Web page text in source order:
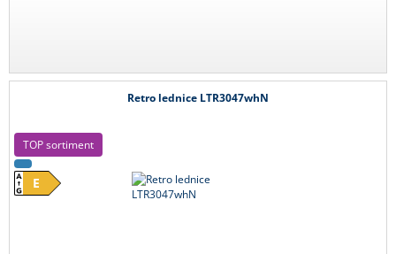
Retro lednice LTR3047whN
TOP sortiment
E